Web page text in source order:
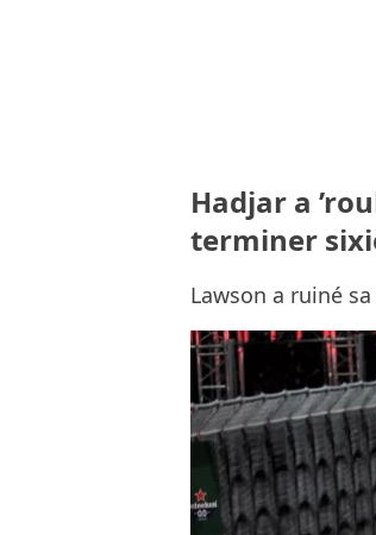
Hadjar a
terminer
Lawson a ruiné